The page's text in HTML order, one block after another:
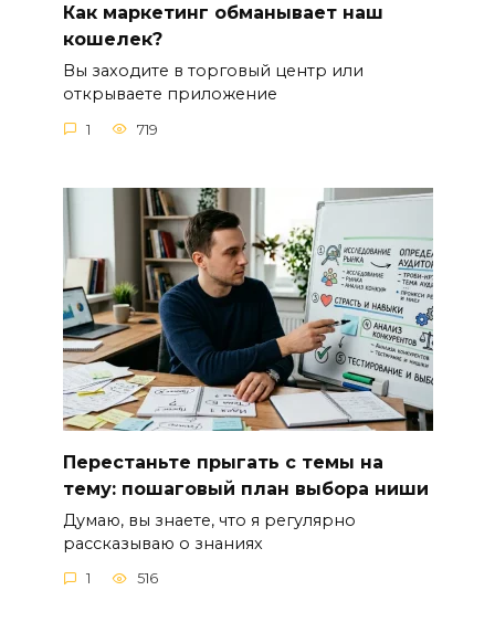
Как маркетинг обманывает наш
кошелек?
Вы заходите в торговый центр или
открываете приложение
1 719
Перестаньте прыгать с темы на
тему: пошаговый план выбора ниши
Думаю, вы знаете, что я регулярно
рассказываю о знаниях
1 516